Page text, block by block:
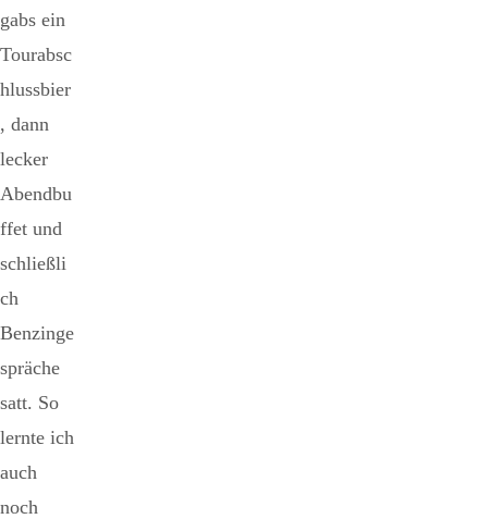
gabs ein
Tourabsc
hlussbier
, dann
lecker
Abendbu
ffet und
schließli
ch
Benzinge
spräche
satt. So
lernte ich
auch
noch